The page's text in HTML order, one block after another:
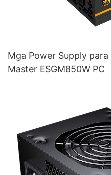
Mga Power Supply
Master ESGM850W PC